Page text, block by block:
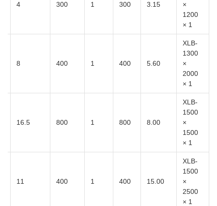
×
1200
× 1
3.15
300
1
300
4
XLB-
1300
×
2000
× 1
5.60
400
1
400
8
XLB-
1500
×
1500
× 1
8.00
800
1
800
16.5
XLB-
1500
×
2500
× 1
15.00
400
1
400
11